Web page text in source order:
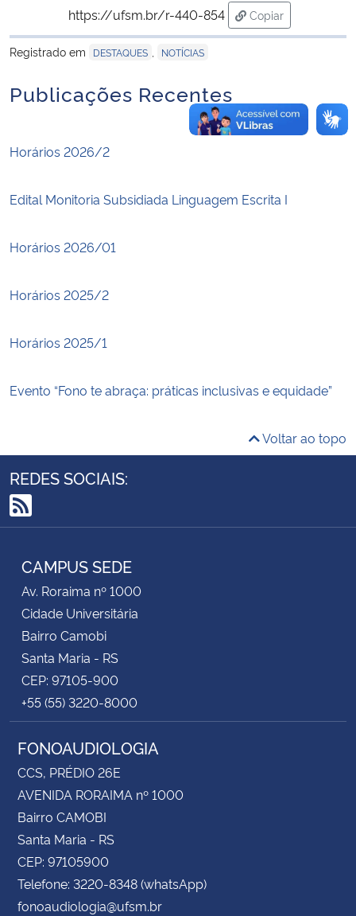
Advocacia-Geral da União
Banco Central do Brasil
Planalto
https://ufsm.br/r-440-854
Copiar
para área de
Registrado em
DESTAQUES NOTÍCIAS
Publicações Recentes
Horários 2026/2
Edital Monitoria Subsidiada Linguagem Escrita I
Horários 2026/01
Horários 2025/2
Horários 2025/1
Evento “Fono te abraça: práticas inclusivas e equidade”
Voltar ao topo
REDES SOCIAIS:
RSS
CAMPUS SEDE
Av. Roraima nº 1000
Cidade Universitária
Bairro Camobi
Santa Maria - RS
CEP: 97105-900
+55 (55) 3220-8000
FONOAUDIOLOGIA
CCS, PRÉDIO 26E
AVENIDA RORAIMA nº 1000
Bairro CAMOBI
Santa Maria - RS
CEP: 97105900
Telefone: 3220-8348 (whatsApp)
fonoaudiologia@ufsm.br